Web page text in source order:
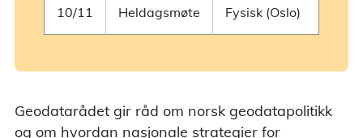
10/11 Heldagsmøte Fysisk (Oslo)
Geodatarådet gir råd om norsk geodatapolitikk
og om hvordan nasjonale strategier for